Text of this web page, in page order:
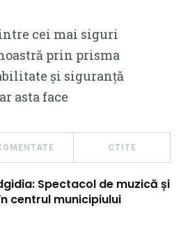
cei mai siguri
prin prisma
și siguranță
asta face
CTITE
Spectacol de muzică și
centrul municipiului